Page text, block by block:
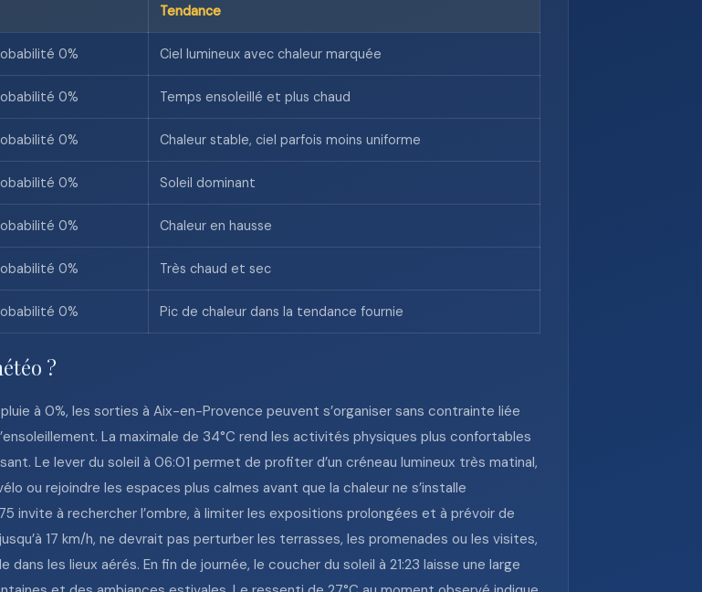
Tendance
0% Ciel lumineux avec chaleur marquée
0% Temps ensoleillé et plus chaud
0% Chaleur stable, ciel parfois moins uniforme
0% Soleil dominant
0% Chaleur en hausse
0% Très chaud et sec
0% Pic de chaleur dans la tendance fournie
?
à 0%, les sorties à Aix-en-Provence peuvent s’organiser sans contrainte liée
La maximale de 34°C rend les activités physiques plus confortables
Le lever du soleil à 06:01 permet de profiter d’un créneau lumineux très matinal,
ou rejoindre les espaces plus calmes avant que la chaleur ne s’installe
invite à rechercher l’ombre, à limiter les expositions prolongées et à prévoir de
17 km/h, ne devrait pas perturber les terrasses, les promenades ou les visites,
les lieux aérés. En fin de journée, le coucher du soleil à 21:23 laisse une large